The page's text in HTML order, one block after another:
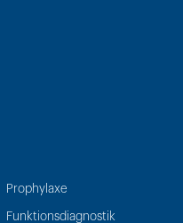
Prophylaxe
Funktionsdiagnostik